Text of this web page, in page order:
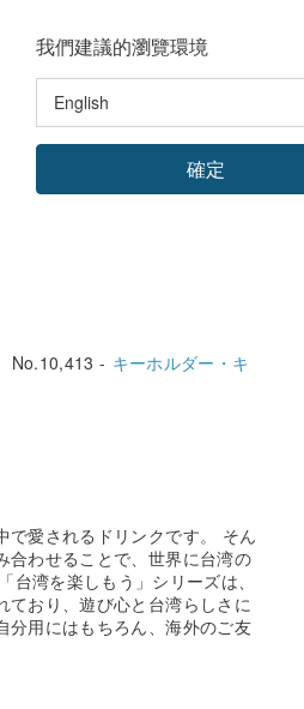
ご返信いたします。
No.10,413 - キーホルダー・キ
で愛されるドリンクです。 そん
合わせることで、世界に台湾の
湾を楽しもう」シリーズは、
ており、遊び心と台湾らしさに
分用にはもちろん、海外のご友
我們建議的瀏覽環境
確定